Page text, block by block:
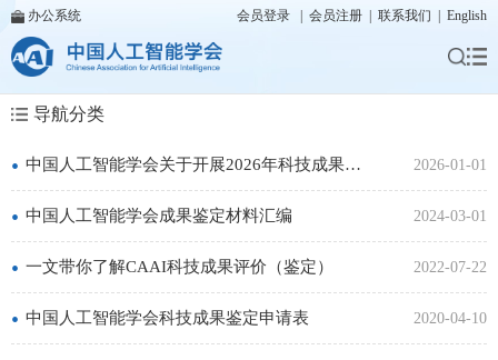
办公系统 会员登录 会员注册 联系我们 English
导航分类
• 中国人工智能学会关于开展2026年科技成果鉴定工作的通知 2026-01-01
• 中国人工智能学会成果鉴定材料汇编 2024-03-01
• 一文带你了解CAAI科技成果评价（鉴定） 2022-07-22
• 中国人工智能学会科技成果鉴定申请表 2020-04-10